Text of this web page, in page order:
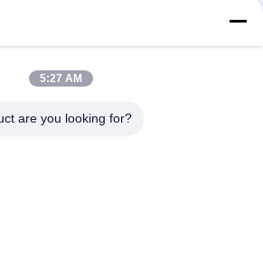
MITSUBISHI L200/TRITON用のクラ
ー
13810-PWA-000 ホンダ・アコードIV用の
5:27 AM
are you looking for?